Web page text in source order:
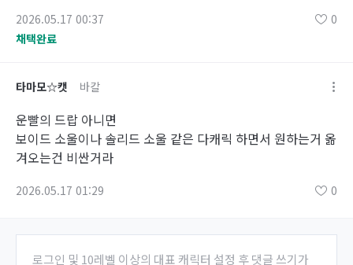
2026.05.17 00:37
0
채택완료
타마모☆캣 바칼
운빨의 드랍 아니면
보이드 소울이나 솔리드 소울 같은 다캐릭 하면서 원하는거 옮
겨오는건 비싼거라
2026.05.17 01:29 0
로그인 및 10레벨 이상의 대표 캐릭터 설정 후 댓글 쓰기가